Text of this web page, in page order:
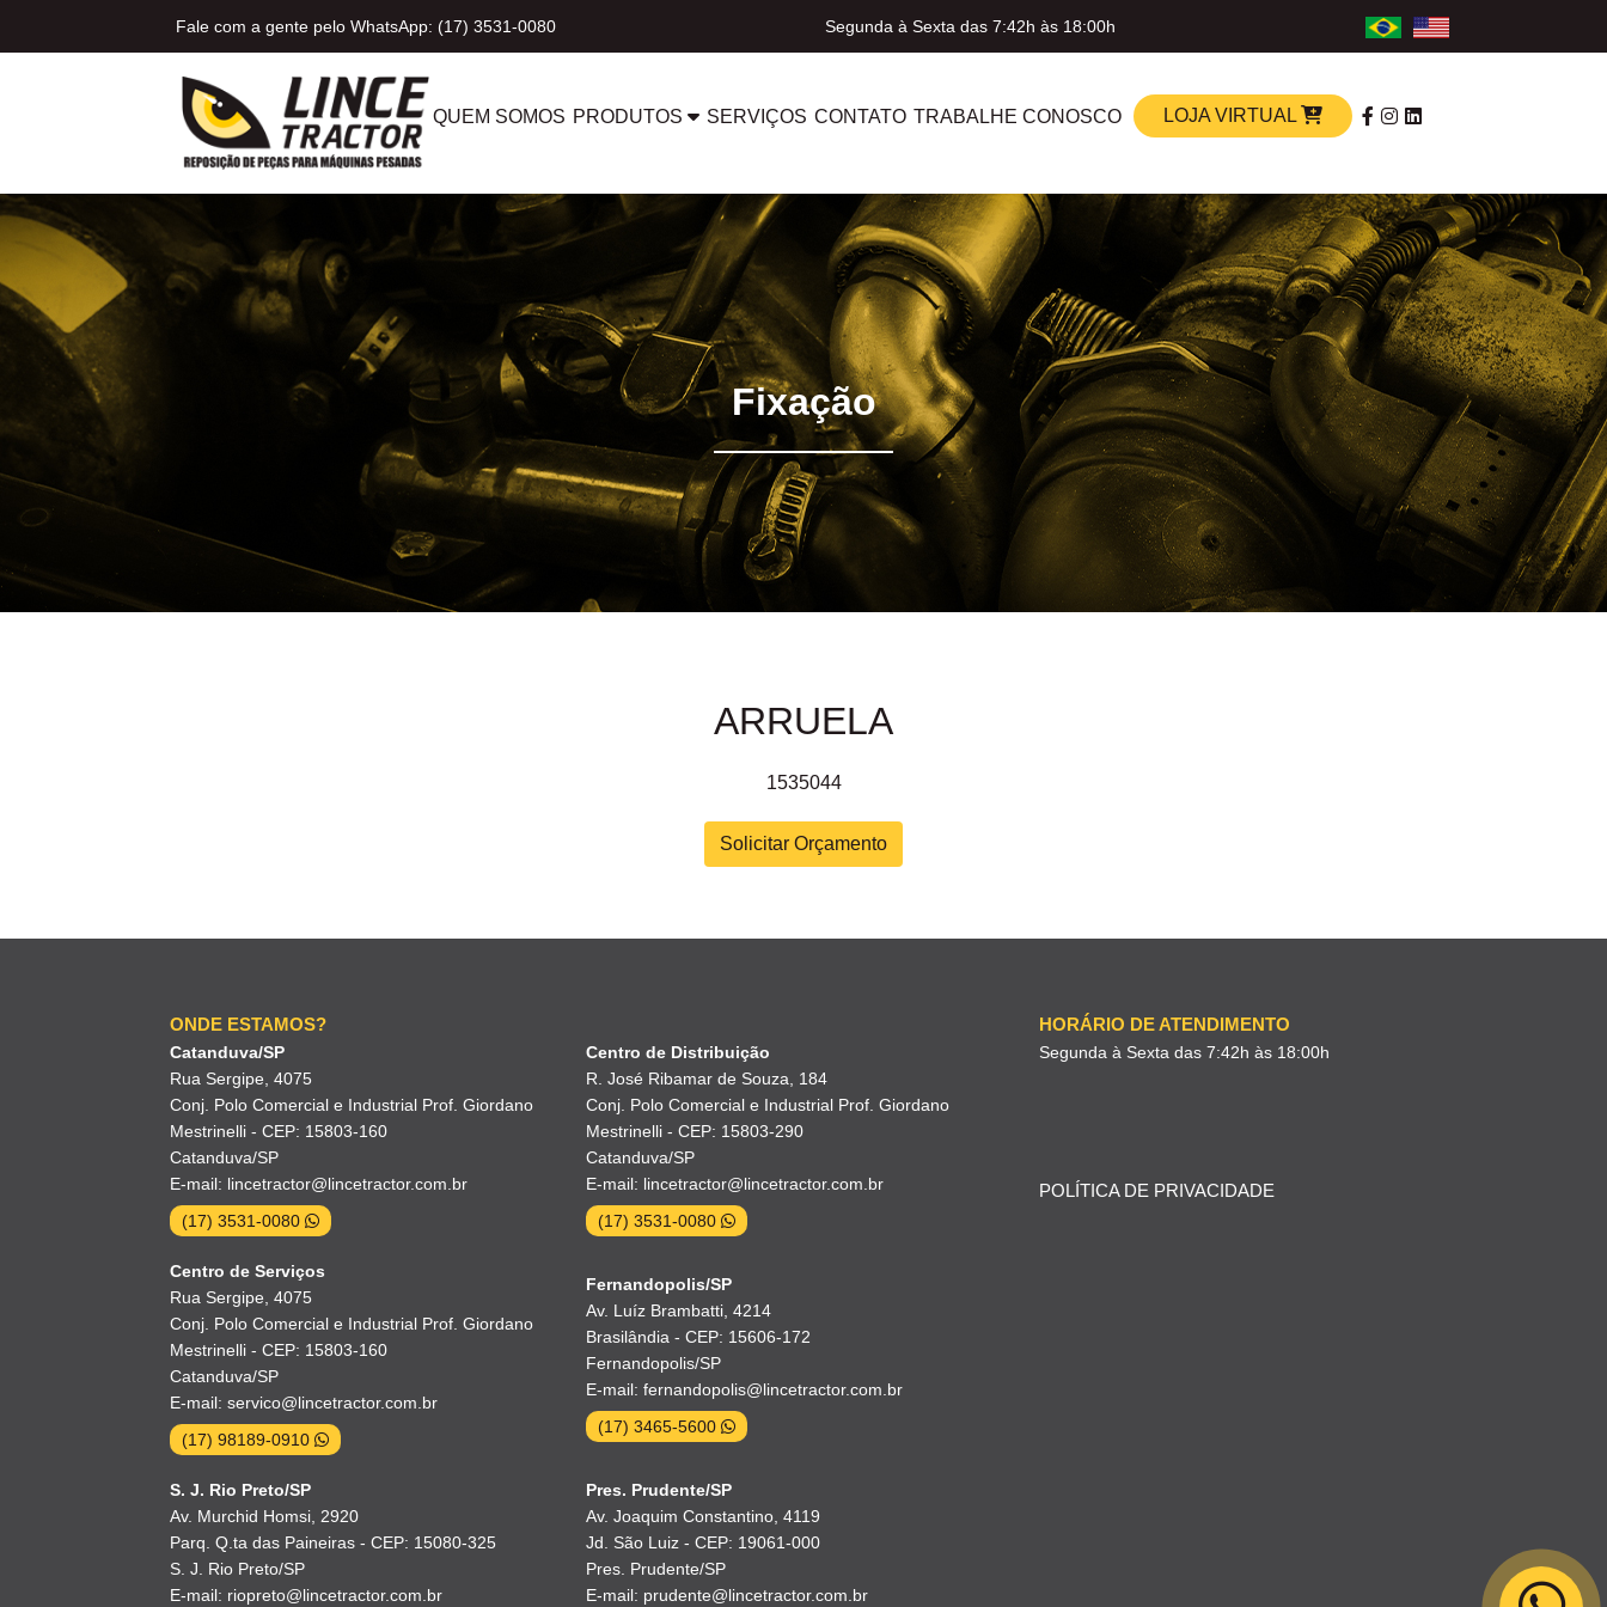
Fale com a gente pelo WhatsApp: (17) 3531-0080 Segunda à Sexta das 7:42h às 18:00h
QUEM SOMOS PRODUTOS SERVIÇOS CONTATO TRABALHE CONOSCO LOJA VIRTUAL
Fixação
ARRUELA
1535044
Solicitar Orçamento
ONDE ESTAMOS?
Catanduva/SP
Rua Sergipe, 4075
Conj. Polo Comercial e Industrial Prof. Giordano
Mestrinelli - CEP: 15803-160
Catanduva/SP
E-mail: lincetractor@lincetractor.com.br
(17) 3531-0080
Centro de Distribuição
R. José Ribamar de Souza, 184
Conj. Polo Comercial e Industrial Prof. Giordano
Mestrinelli - CEP: 15803-290
Catanduva/SP
E-mail: lincetractor@lincetractor.com.br
(17) 3531-0080
Centro de Serviços
Rua Sergipe, 4075
Conj. Polo Comercial e Industrial Prof. Giordano
Mestrinelli - CEP: 15803-160
Catanduva/SP
E-mail: servico@lincetractor.com.br
(17) 98189-0910
Fernandopolis/SP
Av. Luíz Brambatti, 4214
Brasilândia - CEP: 15606-172
Fernandopolis/SP
E-mail: fernandopolis@lincetractor.com.br
(17) 3465-5600
S. J. Rio Preto/SP
Av. Murchid Homsi, 2920
Parq. Q.ta das Paineiras - CEP: 15080-325
S. J. Rio Preto/SP
E-mail: riopreto@lincetractor.com.br
Pres. Prudente/SP
Av. Joaquim Constantino, 4119
Jd. São Luiz - CEP: 19061-000
Pres. Prudente/SP
E-mail: prudente@lincetractor.com.br
HORÁRIO DE ATENDIMENTO
Segunda à Sexta das 7:42h às 18:00h
POLÍTICA DE PRIVACIDADE